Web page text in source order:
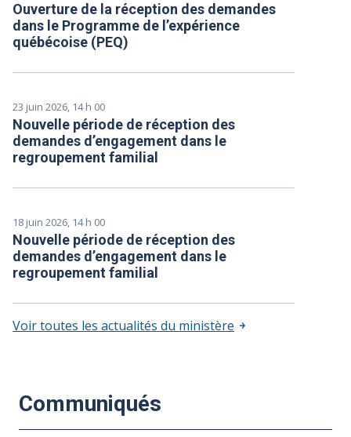
Ouverture de la réception des demandes
dans le Programme de l’expérience
québécoise (PEQ)
Nouvelle période de réception des
demandes d’engagement dans le
regroupement familial
23 juin 2026, 14 h 00
Nouvelle période de réception des
demandes d’engagement dans le
regroupement familial
18 juin 2026, 14 h 00
Voir toutes les actualités du ministère
Communiqués